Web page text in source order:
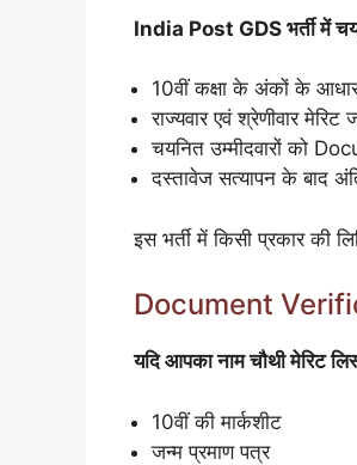
India Post GDS भर्ती में
10वीं कक्षा के अंकों के
राज्यवार एवं श्रेणीवार मेरिट
चयनित उम्मीदवारों को
दस्तावेज सत्यापन के बाद
इस भर्ती में किसी प्रकार की
Document
यदि आपका नाम चौथी मेरिट
10वीं की मार्कशीट
जन्म प्रमाण पत्र